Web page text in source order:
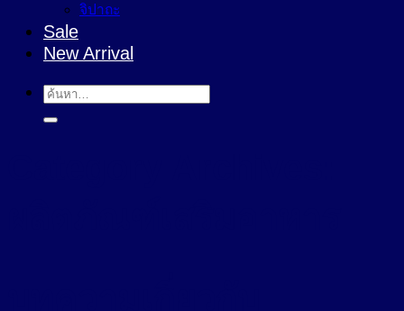
จิปาถะ
Sale
New Arrival
ค้นหา: